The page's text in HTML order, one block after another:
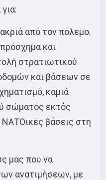
από τον πόλεμο.
και
στρατιωτικού
και βάσεων σε
καμιά
σώματος εκτός
βάσεις στη
μας που να
ανατιμήσεων, με